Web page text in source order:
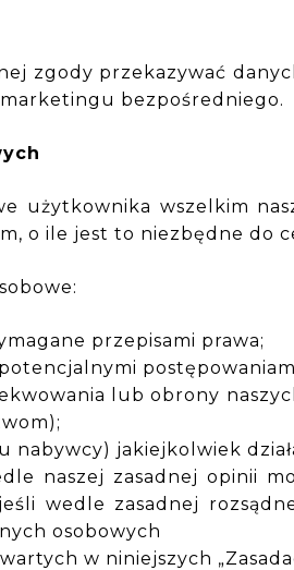
zgody przekazywać
bezpośredniego.
użytkownika wszelkim
o ile jest to niezbędne do
przepisami prawa;
lub obrony
jakiejkolwiek
naszej zasadnej opinii
wedle zasadnej
osobowych
w niniejszych